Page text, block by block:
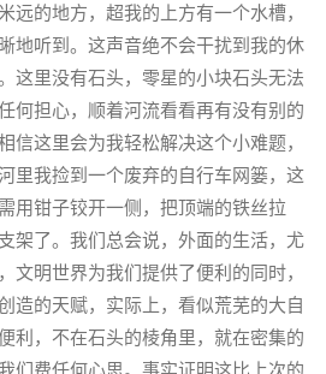
远的地方，超我的上方有一个水槽，
地听到。这声音绝不会干扰到我的休
这里没有石头，零星的小块石头无法
何担心，顺着河流看看再有没有别的
信这里会为我轻松解决这个小难题，
里我捡到一个废弃的自行车网篓，这
用钳子铰开一侧，把顶端的铁丝拉
架了。我们总会说，外面的生活，尤
文明世界为我们提供了便利的同时，
造的天赋，实际上，看似荒芜的大自
利，不在石头的棱角里，就在密集的